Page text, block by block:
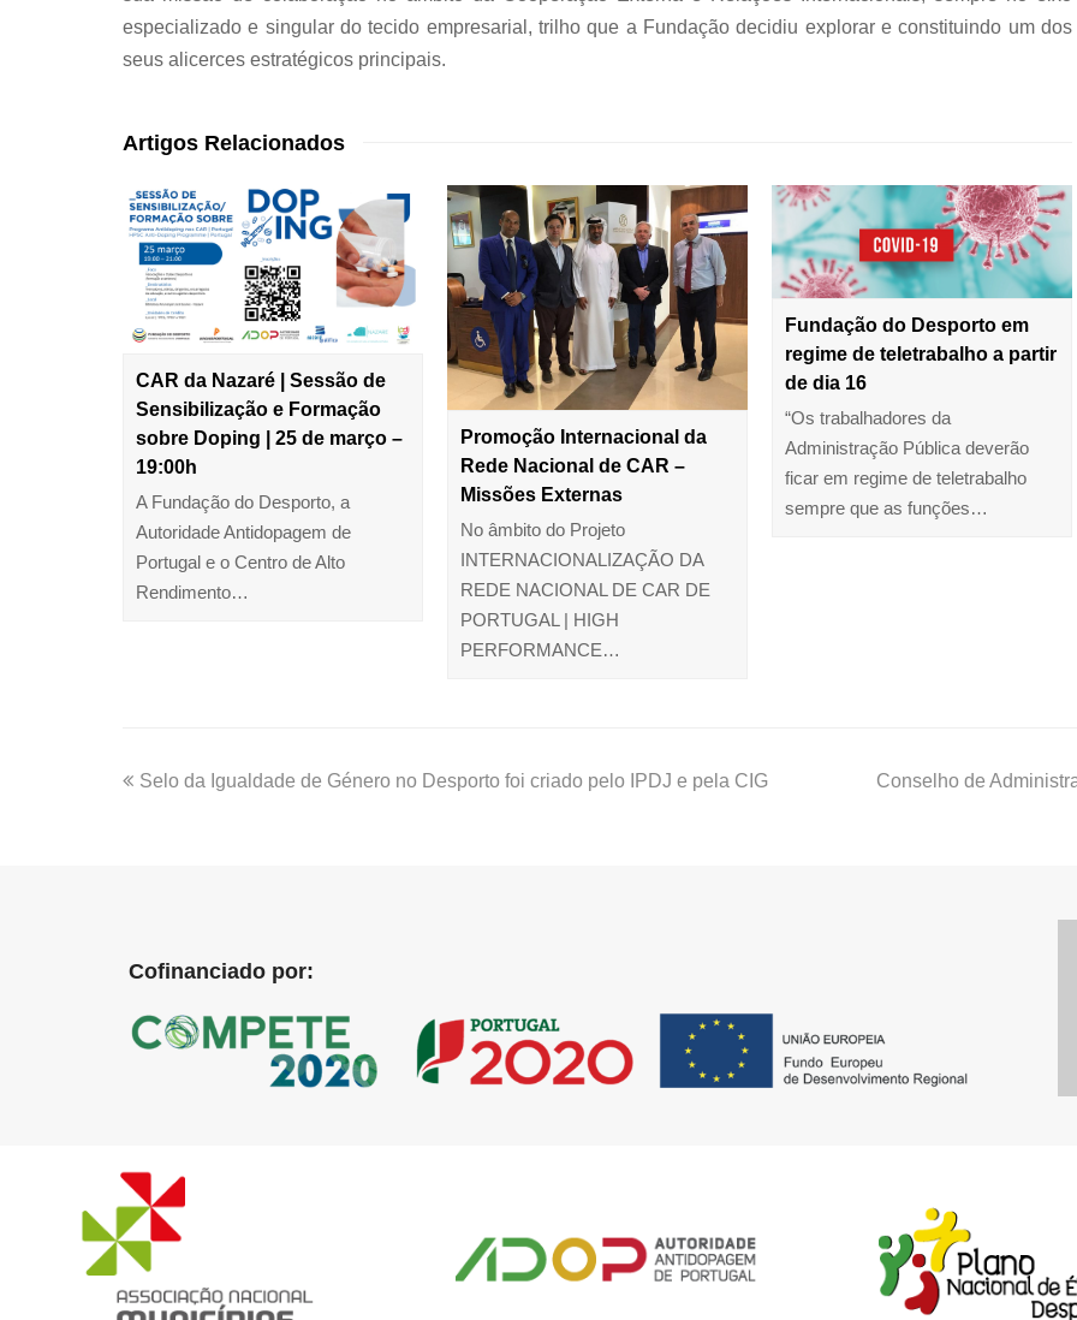
especializado e singular do tecido empresarial, trilho que a Fundação decidiu explorar e constituindo um dos
seus alicerces estratégicos principais.
Artigos Relacionados
CAR da Nazaré | Sessão de
Sensibilização e Formação
sobre Doping | 25 de março –
19:00h
A Fundação do Desporto, a
Autoridade Antidopagem de
Portugal e o Centro de Alto
Rendimento…
Promoção Internacional da
Rede Nacional de CAR –
Missões Externas
No âmbito do Projeto
INTERNACIONALIZAÇÃO DA
REDE NACIONAL DE CAR DE
PORTUGAL | HIGH
PERFORMANCE…
Fundação do Desporto em
regime de teletrabalho a partir
de dia 16
“Os trabalhadores da
Administração Pública deverão
ficar em regime de teletrabalho
sempre que as funções…
Conselho de
Selo da Igualdade de Género no Desporto foi criado pelo IPDJ e pela CIG
Cofinanciado por: